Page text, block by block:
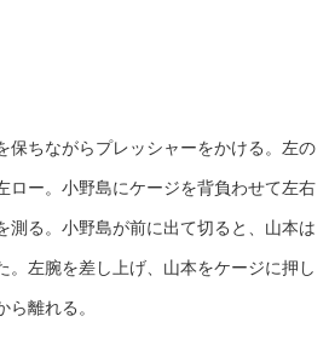
保ちながらプレッシャーをかける。左の
ロー。小野島にケージを背負わせて左右
る。小野島が前に出て切ると、山本は
左腕を差し上げ、山本をケージに押し
離れる。